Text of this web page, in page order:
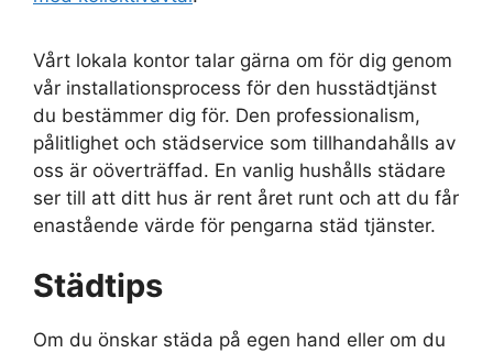
Vårt lokala kontor talar gärna om för dig genom
vår installationsprocess för den husstädtjänst
du bestämmer dig för. Den professionalism,
pålitlighet och städservice som tillhandahålls av
oss är oöverträffad. En vanlig hushålls städare
ser till att ditt hus är rent året runt och att du får
enastående värde för pengarna städ tjänster.
Städtips
Om du önskar städa på egen hand eller om du